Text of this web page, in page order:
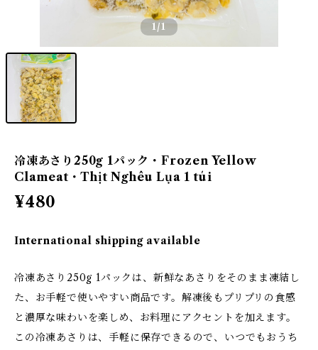
1/1
冷凍あさり250g 1パック・Frozen Yellow
Clameat・Thịt Nghêu Lụa 1 túi
¥480
International shipping available
冷凍あさり250g 1パックは、新鮮なあさりをそのまま凍結し
た、お手軽で使いやすい商品です。解凍後もプリプリの食感
と濃厚な味わいを楽しめ、お料理にアクセントを加えます。
この冷凍あさりは、手軽に保存できるので、いつでもおうち